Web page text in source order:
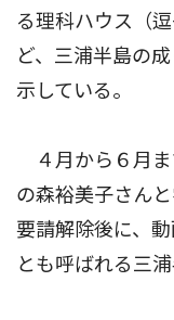
る理科ハウス（
ど、三浦半島の
示している。
４月から６月ま
の森裕美子さん
要請解除後に、
とも呼ばれる三